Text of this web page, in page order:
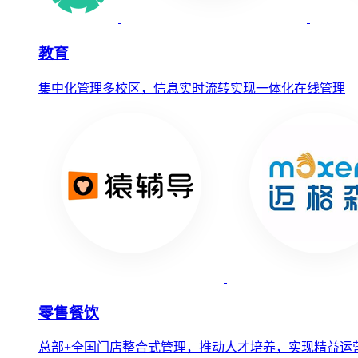
教育
集中化管理多校区，信息实时流转实现一体化在线管理
零售餐饮
总部+全国门店整合式管理，推动人才培养，实现精益运